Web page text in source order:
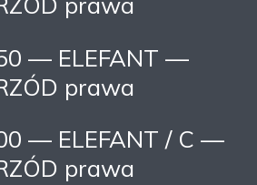
— ELEFANT —
prawa
— ELEFANT / C —
prawa